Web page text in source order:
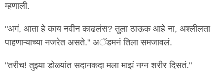
म्हणाली.
"अगं, आता हे काय नवीन काढलंस? तुला ठाऊक आहे ना, अश्लीलता
पाहणाऱ्याच्या नजरेत असते." अॅडमनं तिला समजावलं.
"तरीच! तुझ्या डोळ्यांत सदानकदा मला माझं नग्न शरीर दिसतं."